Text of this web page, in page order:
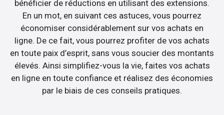
bénéficier de réductions en utilisant des extensions.
En un mot, en suivant ces astuces, vous pourrez
économiser considérablement sur vos achats en
ligne. De ce fait, vous pourrez profiter de vos achats
en toute paix d’esprit, sans vous soucier des montants
élevés. Ainsi simplifiez-vous la vie, faites vos achats
en ligne en toute confiance et réalisez des économies
par le biais de ces conseils pratiques.